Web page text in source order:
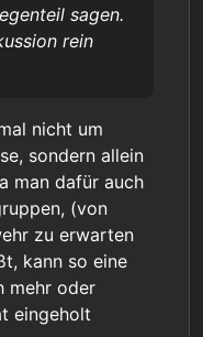
sagen.
rein
nicht um
sondern allein
man dafür auch
(von
zu erwarten
kann so eine
mehr oder
eingeholt